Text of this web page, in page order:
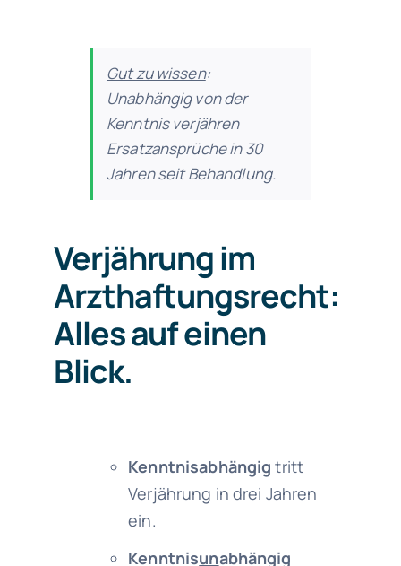
Gut zu wissen:
Unabhängig von der
Kenntnis verjähren
Ersatzansprüche in 30
Jahren seit Behandlung.
Verjährung im
Arzthaftungsrecht:
Alles auf einen
Blick.
Kenntnisabhängig tritt
Verjährung in drei Jahren
ein.
Kenntnisunabhängig